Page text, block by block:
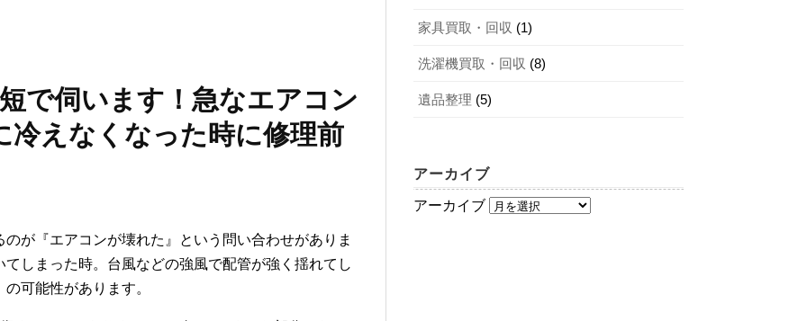
で伺います！急なエアコン
冷えなくなった時に修理前
が『エアコンが壊れた』という問い合わせがありま
しまった時。台風などの強風で配管が強く揺れてし
可能性があります。
家具買取・回収 (1)
洗濯機買取・回収 (8)
遺品整理 (5)
アーカイブ
アーカイブ